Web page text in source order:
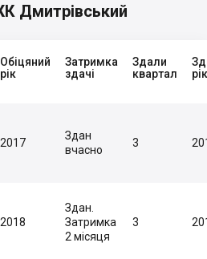
Дмитрівський
Обіцяний
рік
Затримка
здачі
Здали
квартал
рік
2017
Здан
вчасно
3
2018
Здан.
Затримка
2 місяця
3